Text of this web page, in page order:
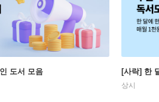
도서 모음 [사락] 한
상시